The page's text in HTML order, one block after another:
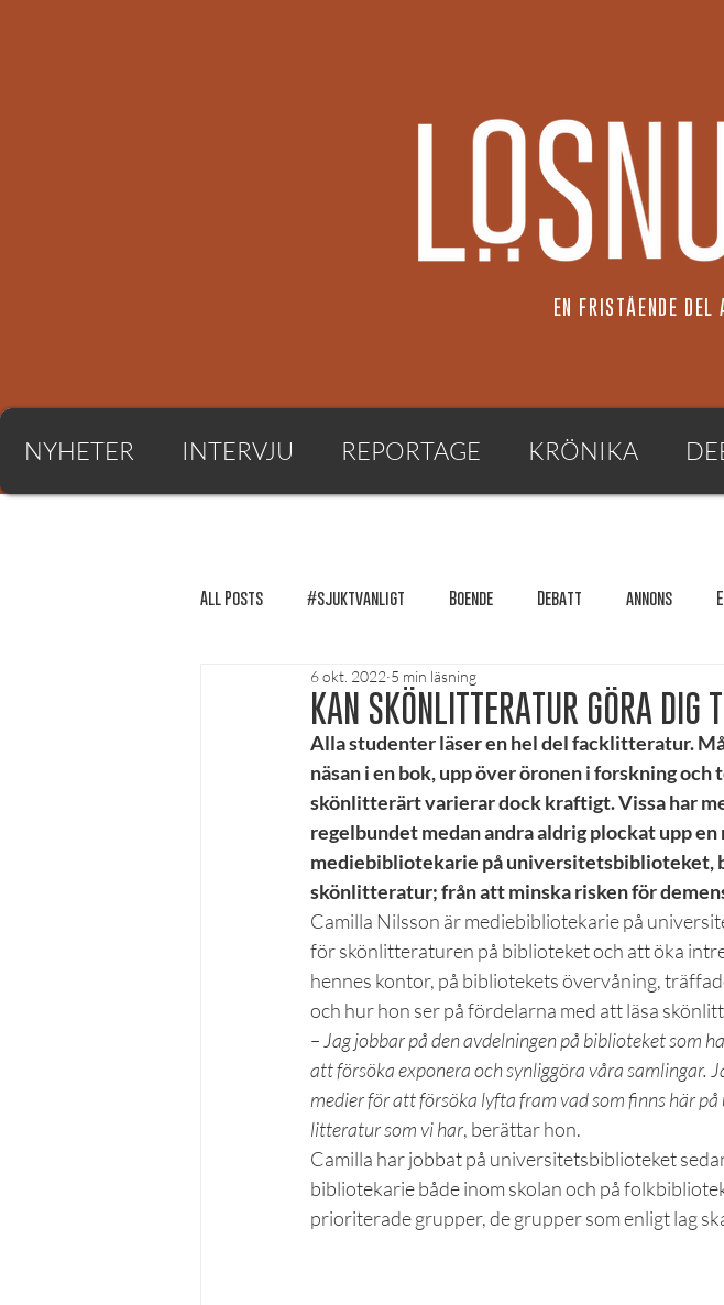
EN FRISTÅENDE DEL
NYHETER INTERVJU REPORTAGE KRÖNIKA
All Posts #sjuktvanligt Boende Debatt annons
FUM-rapport Händer i Örebro
Lösnummer tipsar Lösnummer testar Maxa studierna
Podcast - Studentliv Reportage Recension
Studentens bekännelse
KAN SKÖNLITTERATUR GÖRA DIG
6 okt. 2022 5 min läsning
Alla studenter läser en hel del facklitteratur.
näsan i en bok, upp över öronen i forskning
skönlitterärt varierar dock kraftigt. Vissa har
regelbundet medan andra aldrig plockat upp
mediebibliotekarie på universitetsbiblioteket,
skönlitteratur; från att minska risken för
Camilla Nilsson är mediebibliotekarie på
för skönlitteraturen på biblioteket och att öka
hennes kontor, på bibliotekets övervåning,
och hur hon ser på fördelarna med att läsa
– Jag jobbar på den avdelningen på biblioteket som
att försöka exponera och synliggöra våra samlingar.
medier för att försöka lyfta fram vad som finns här
litteratur som vi har, berättar hon.
Camilla har jobbat på universitetsbiblioteket
bibliotekarie både inom skolan och på
prioriterade grupper, de grupper som enligt lag